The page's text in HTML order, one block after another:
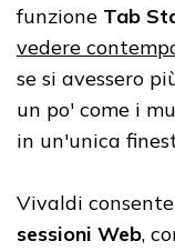
funzione Tab
vedere
se si avessero
un po' come i
in un'unica
Vivaldi
sessioni Web,